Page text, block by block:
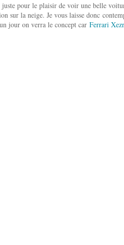
pour le plaisir de voir une belle
sur la neige. Je vous laisse donc
jour on verra le concept car Ferrari